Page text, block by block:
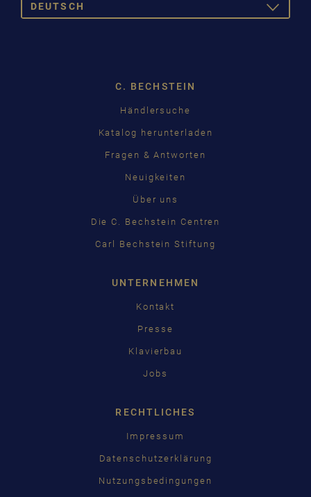
DEUTSCH
TOGGLE
Pусский
C. BECHSTEIN
Händlersuche
Katalog herunterladen
Fragen & Antworten
Neuigkeiten
Über uns
Die C. Bechstein Centren
Carl Bechstein Stiftung
UNTERNEHMEN
Kontakt
Presse
Klavierbau
Jobs
RECHTLICHES
Impressum
Datenschutzerklärung
Nutzungsbedingungen